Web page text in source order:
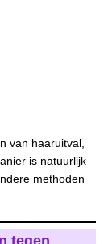
van haaruitval,
is natuurlijk
methoden
tegen